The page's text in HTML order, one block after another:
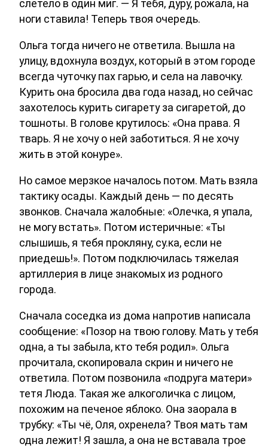
слетело в один миг. — Я тебя, дуру, рожала, на
ноги ставила! Теперь твоя очередь.
Ольга тогда ничего не ответила. Вышла на
улицу, вдохнула воздух, который в этом городе
всегда чуточку пах гарью, и села на лавочку.
Курить она бросила два года назад, но сейчас
захотелось курить сигарету за сигаретой, до
тошноты. В голове крутилось: «Она права. Я
тварь. Я не хочу о ней заботиться. Я не хочу
жить в этой конуре».
Но самое мерзкое началось потом. Мать взяла
тактику осады. Каждый день — по десять
звонков. Сначала жалобные: «Олечка, я упала,
не могу встать». Потом истеричные: «Ты
слышишь, я тебя прокляну, су.ка, если не
приедешь!». Потом подключилась тяжелая
артиллерия в лице знакомых из родного
города.
Сначала соседка из дома напротив написала
сообщение: «Позор на твою голову. Мать у тебя
одна, а ты забыла, кто тебя родил». Ольга
прочитала, скопировала скрин и ничего не
ответила. Потом позвонила «подруга матери»
тетя Люда. Такая же алкоголичка с лицом,
похожим на печеное яблоко. Она заорала в
трубку: «Ты чё, Оля, охренела? Твоя мать там
одна лежит! Я зашла, а она не вставала трое